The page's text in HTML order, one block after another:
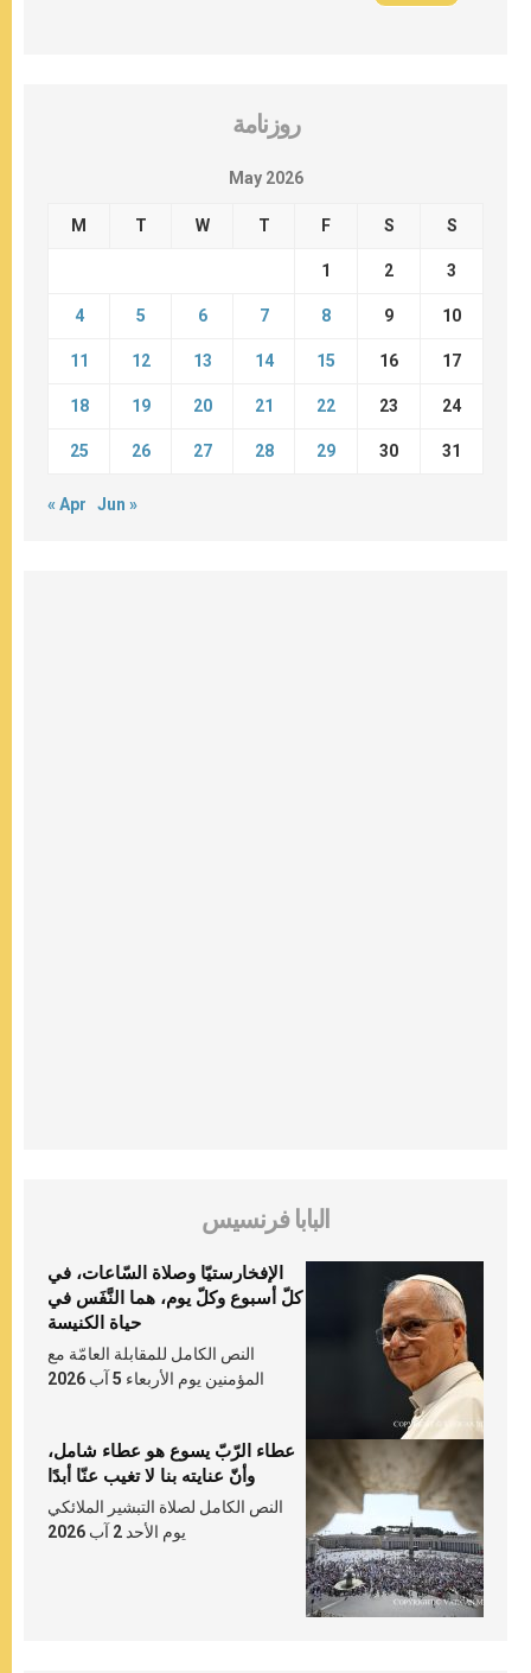
روزنامة
May 2026
M T W T F S S
1 2 3
4 5 6 7 8 9 10
11 12 13 14 15 16 17
18 19 20 21 22 23 24
25 26 27 28 29 30 31
« Apr Jun »
البابا فرنسيس
الإفخارستيّا وصلاة السّاعات، في
كلّ أسبوع وكلّ يوم، هما النَّفَس في
حياة الكنيسة
النص الكامل للمقابلة العامّة مع
المؤمنين يوم الأربعاء 5 آب 2026
عطاء الرّبّ يسوع هو عطاء شامل،
وأنّ عنايته بنا لا تغيب عنّا أبدًا
النص الكامل لصلاة التبشير الملائكي
يوم الأحد 2 آب 2026